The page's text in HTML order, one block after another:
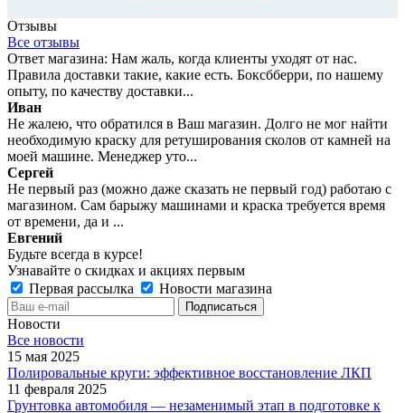
Отзывы
Все отзывы
Ответ магазина: Нам жаль, когда клиенты уходят от нас.
Правила доставки такие, какие есть. Боксбберри, по нашему
опыту, по качеству доставки...
Иван
Не жалею, что обратился в Ваш магазин. Долго не мог найти
необходимую краску для ретуширования сколов от камней на
моей машине. Менеджер уто...
Сергей
Не первый раз (можно даже сказать не первый год) работаю с
магазином. Сам барыжу машинами и краска требуется время
от времени, да и ...
Евгений
Будьте всегда в курсе!
Узнавайте о скидках и акциях первым
Первая рассылка
Новости магазина
Новости
Все новости
15 мая 2025
Полировальные круги: эффективное восстановление ЛКП
11 февраля 2025
Грунтовка автомобиля — незаменимый этап в подготовке к